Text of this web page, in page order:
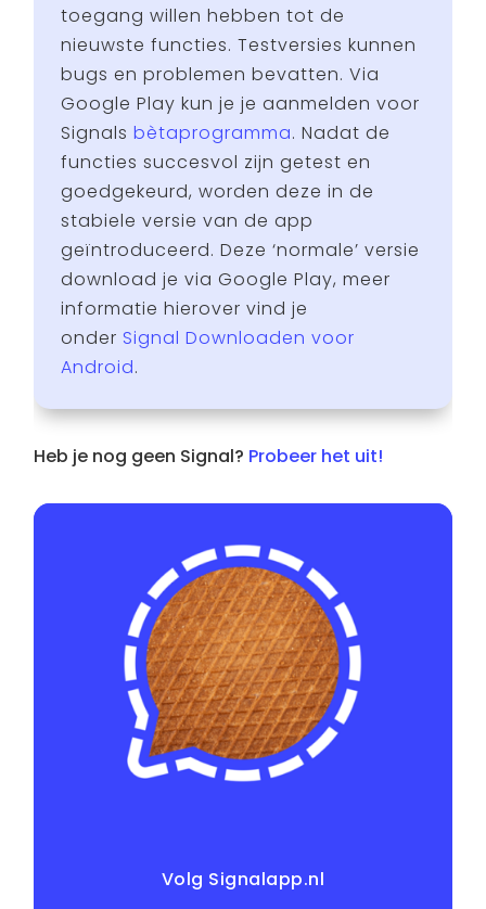
toegang willen hebben tot de
nieuwste functies. Testversies kunnen
bugs en problemen bevatten. Via
Google Play kun je je aanmelden voor
Signalsbètaprogramma. Nadat de
functies succesvol zijn getest en
goedgekeurd, worden deze in de
stabiele versie van de app
geïntroduceerd. Deze ‘normale’ versie
download je via Google Play, meer
informatie hierover vind je
onder Signal Downloaden voor
Android.
Heb je nog geen Signal? Probeer het uit!
Volg Signalapp.nl